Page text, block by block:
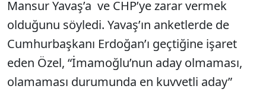
Mansur Yavaş’a ve CHP’ye zarar vermek
olduğunu söyledi. Yavaş’ın anketlerde de
Cumhurbaşkanı Erdoğan’ı geçtiğine işaret
eden Özel, “İmamoğlu’nun aday olmaması,
olamaması durumunda en kuvvetli aday”